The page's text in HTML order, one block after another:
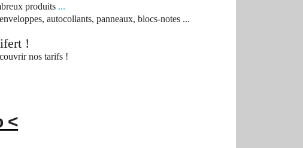
produits ...
autocollants, panneaux, blocs-notes ...
!
nos tarifs !
<